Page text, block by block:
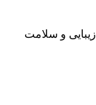
زیبایی و سلامت